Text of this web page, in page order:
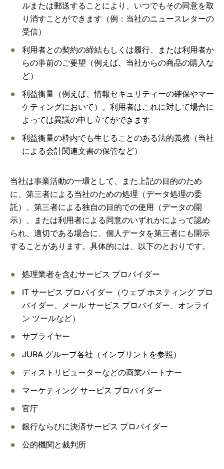
ルまたは郵送することにより、いつでもその同意を取
り消すことができます（例：当社のニュースレターの
受信）
利用者との契約の締結もしくは履行、または利用者か
らの事前のご要望（例えば、当社からの商品の購入な
ど）
利益衡量（例えば、情報セキュリティーの確保やマー
ケティングにおいて）。利用者はこれに対して場合に
よっては異議の申し立てができます
利益衡量の枠内でも生じることのある法的義務（当社
による会計関連文書の保管など）
当社は事業活動の一環として、また上記の目的のため
に、第三者による当社のための処理（データ処理の委
託）、第三者による独自の目的での使用（データの開
示）、または利用者による同意のいずれかによって認め
られ、適切である場合に、個人データを第三者にも開示
することがあります。具体的には、以下のとおりです。
処理業者を含むサービス プロバイダー
IT サービス プロバイダー（ウェブ ホスティング プロ
バイダー、メール サービス プロバイダー、オンライ
ン ツールなど）
サプライヤー
JURA グループ各社（インプリントを参照）
ディストリビューターなどの商業パートナー
マーケティング サービス プロバイダー
官庁
銀行ならびに決済サービス プロバイダー
公的機関と裁判所